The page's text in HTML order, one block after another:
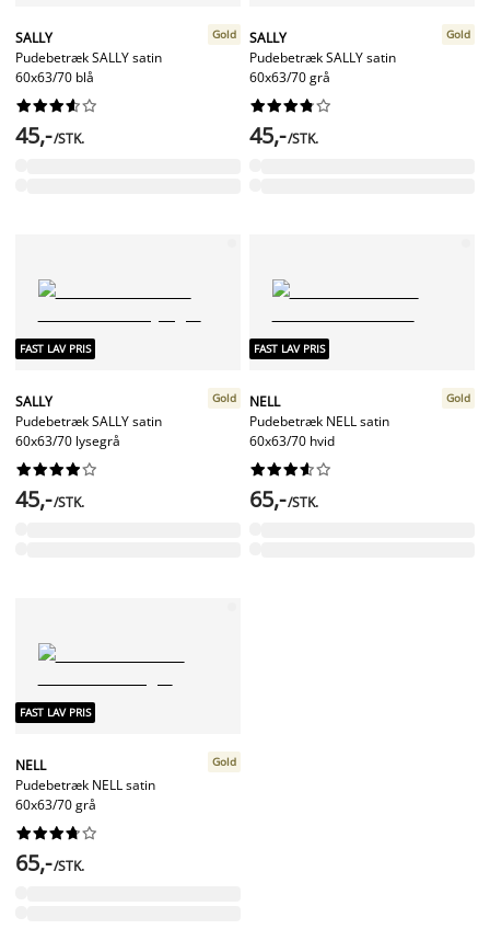
SALLY
Pudebetræk SALLY satin
60x63/70 blå
Gold






45,-/STK.
SALLY
Pudebetræk SALLY satin
60x63/70 grå
Gold






45,-/STK.
FAST LAV PRIS
SALLY
Pudebetræk SALLY satin
60x63/70 lysegrå
Gold






45,-/STK.
FAST LAV PRIS
NELL
Pudebetræk NELL satin
60x63/70 hvid
Gold






65,-/STK.
FAST LAV PRIS
NELL
Pudebetræk NELL satin
60x63/70 grå
Gold






65,-/STK.